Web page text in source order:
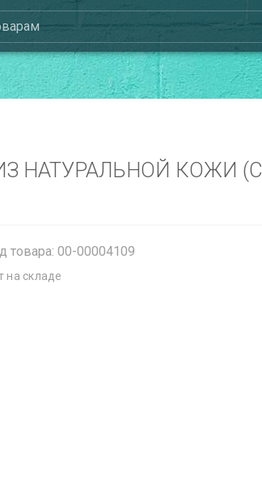
НАТУРАЛЬНОЙ КОЖИ
товара: 00-00004109
на складе